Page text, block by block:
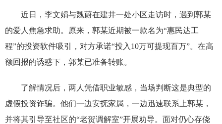
近日，李文娟与魏蔚在建井一处小区走访时，遇到郭某
的爱人焦急求助。原来，郭某近期被一款名为“惠民达工
程”的投资软件吸引，对方承诺“投入10万可提现百万”。在高
额回报的诱惑下，郭某已准备转账。
了解情况后，两人凭借职业敏感，当场判断这是典型的
虚假投资诈骗。他们一边安抚家属，一边迅速联系上郭某，
并将其引导至社区的“老贺调解室”开展劝导。面对仍心存侥